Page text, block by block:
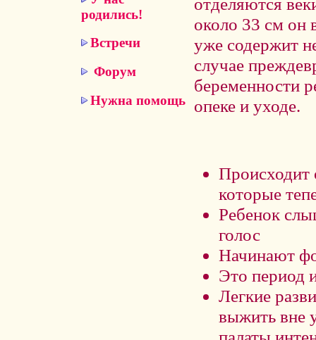
родились!
Встречи
Форум
Нужна помощь
около 33 см он
уже содержит
случае
беременности
опеке и уходе.
Происходит
которые
Ребенок
голос
Начинают
Это период
Легкие
выжить вне